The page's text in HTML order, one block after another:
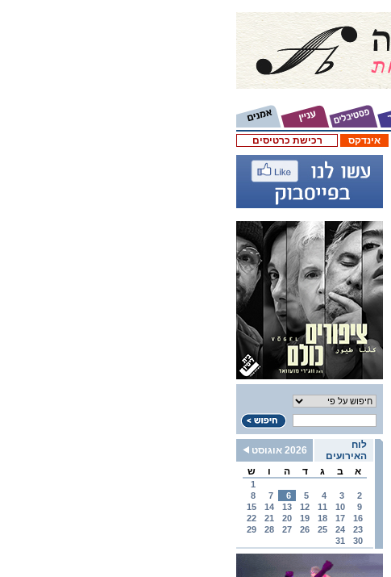
רכישת כרטיסים אינדקס
לוח
האירועים
2026 אוגוסט
א
ב ג ד ה ו ש
1
2
3
4
5
6
7
8
9
10
11
12
13
14
15
16
17
18
19
20
21
22
23
24
25
26
27
28
29
30
31